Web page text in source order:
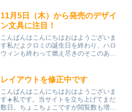
は少し運営方針を変えたい...
11月5日（木）から発売のデザイ
ン文具に注目！
こんばんはこんにちはおはようございま
す私だよクロミの誕生日を終わり、ハロ
ウィンも終わって燃え尽きのそこのあな
見てはいけません･･･もう新商品の足音は
すぐそこに･･･ｺﾂ...
レイアウトを修正中です
こんばんはこんにちはおはようございま
す☀️私です。当サイトを立ち上げてまだ
数日。ちょこちょこですが閲覧数も増え